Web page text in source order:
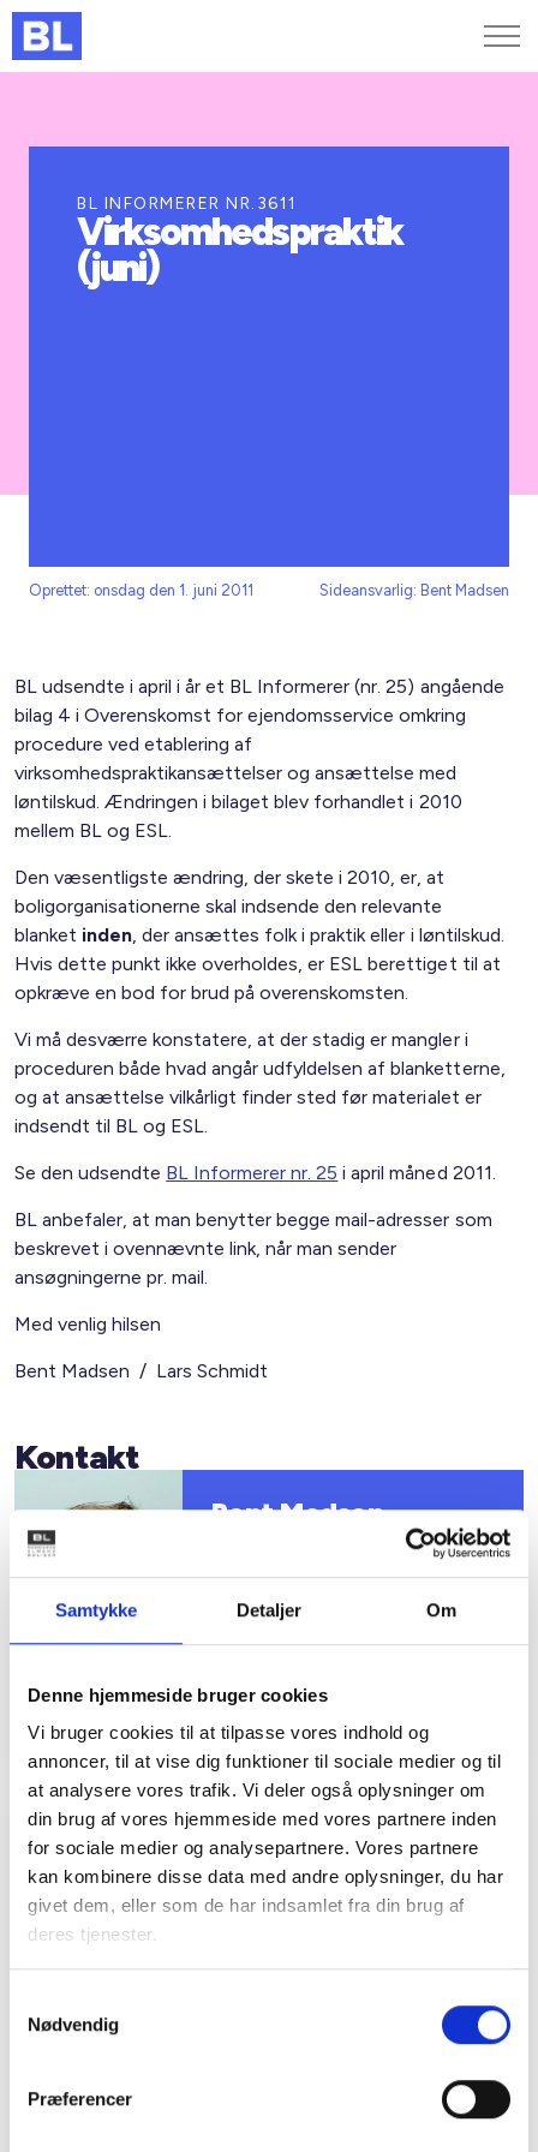
Samtykke Detaljer Om
Denne hjemmeside bruger cookies
Vi bruger cookies til at tilpasse vores indhold og
annoncer, til at vise dig funktioner til sociale medier og til
at analysere vores trafik. Vi deler også oplysninger om
din brug af vores hjemmeside med vores partnere inden
for sociale medier og analysepartnere. Vores partnere
kan kombinere disse data med andre oplysninger, du har
givet dem, eller som de har indsamlet fra din brug af
deres tjenester.
Nødvendig
Præferencer
Kurser og arrangementer
Jobportalen
BL INFORMERER NR.3611
Virksomhedspraktik
(juni)
Oprettet: onsdag den 1. juni 2011 Sideansvarlig: Bent Madsen
BL udsendte i april i år et BL Informerer (nr. 25) angående
bilag 4 i Overenskomst for ejendomsservice omkring
procedure ved etablering af
virksomhedspraktikansættelser og ansættelse med
løntilskud. Ændringen i bilaget blev forhandlet i 2010
mellem BL og ESL.
Den væsentligste ændring, der skete i 2010, er, at
boligorganisationerne skal indsende den relevante
blanket inden, der ansættes folk i praktik eller i løntilskud.
Hvis dette punkt ikke overholdes, er ESL berettiget til at
opkræve en bod for brud på overenskomsten.
Vi må desværre konstatere, at der stadig er mangler i
proceduren både hvad angår udfyldelsen af blanketterne,
og at ansættelse vilkårligt finder sted før materialet er
indsendt til BL og ESL.
Se den udsendte BL Informerer nr. 25 i april måned 2011.
BL anbefaler, at man benytter begge mail-adresser som
beskrevet i ovennævnte link, når man sender
ansøgningerne pr. mail.
Med venlig hilsen
Bent Madsen / Lars Schmidt
Kontakt
Bent Madsen
Mail: bma@bl.dk
Relateret indhold Viden
BL INFORMERER
Ny model for kapitalforvaltning
BL INFORMERER